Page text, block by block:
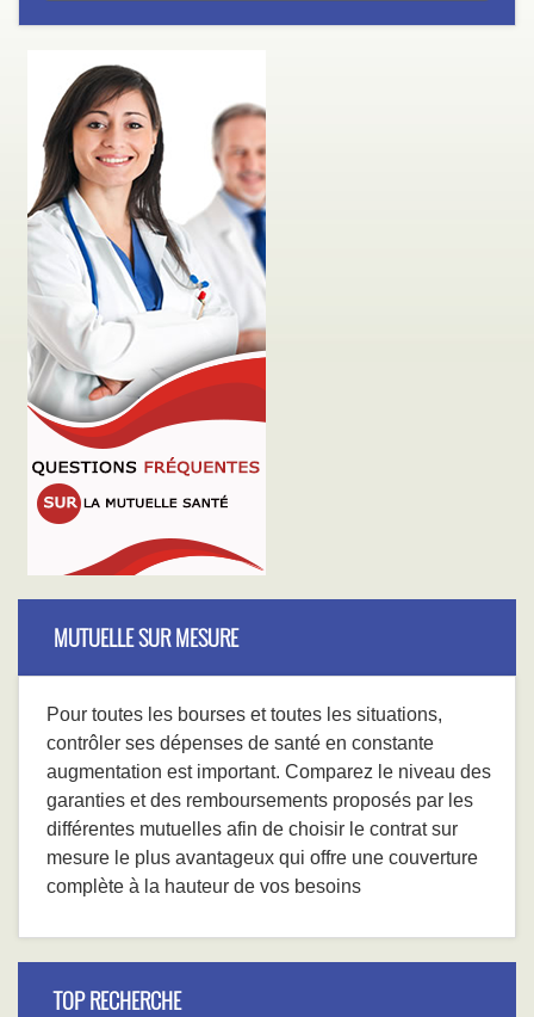
MUTUELLE SUR MESURE
Pour toutes les bourses et toutes les situations,
contrôler ses dépenses de santé en constante
augmentation est important. Comparez le niveau des
garanties et des remboursements proposés par les
différentes mutuelles afin de choisir le contrat sur
mesure le plus avantageux qui offre une couverture
complète à la hauteur de vos besoins
TOP RECHERCHE